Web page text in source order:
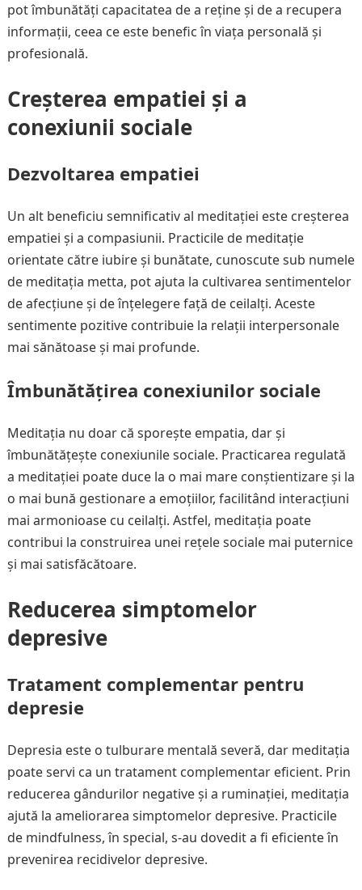
pot îmbunătăți capacitatea de a reține și de a recupera
informații, ceea ce este benefic în viața personală și
profesională.
Creșterea empatiei și a
conexiunii sociale
Dezvoltarea empatiei
Un alt beneficiu semnificativ al meditației este creșterea
empatiei și a compasiunii. Practicile de meditație
orientate către iubire și bunătate, cunoscute sub numele
de meditația metta, pot ajuta la cultivarea sentimentelor
de afecțiune și de înțelegere față de ceilalți. Aceste
sentimente pozitive contribuie la relații interpersonale
mai sănătoase și mai profunde.
Îmbunătățirea conexiunilor sociale
Meditația nu doar că sporește empatia, dar și
îmbunătățește conexiunile sociale. Practicarea regulată
a meditației poate duce la o mai mare conștientizare și la
o mai bună gestionare a emoțiilor, facilitând interacțiuni
mai armonioase cu ceilalți. Astfel, meditația poate
contribui la construirea unei rețele sociale mai puternice
și mai satisfăcătoare.
Reducerea simptomelor
depresive
Tratament complementar pentru
depresie
Depresia este o tulburare mentală severă, dar meditația
poate servi ca un tratament complementar eficient. Prin
reducerea gândurilor negative și a ruminației, meditația
ajută la ameliorarea simptomelor depresive. Practicile
de mindfulness, în special, s-au dovedit a fi eficiente în
prevenirea recidivelor depresive.